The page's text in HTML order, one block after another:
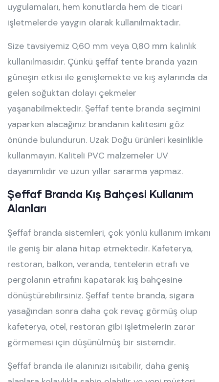
uygulamaları, hem konutlarda hem de ticari
işletmelerde yaygın olarak kullanılmaktadır.
Size tavsiyemiz 0,60 mm veya 0,80 mm kalınlık
kullanılmasıdır. Çünkü şeffaf tente branda yazın
güneşin etkisi ile genişlemekte ve kış aylarında da
gelen soğuktan dolayı çekmeler
yaşanabilmektedir. Şeffaf tente branda seçimini
yaparken alacağınız brandanın kalitesini göz
önünde bulundurun. Uzak Doğu ürünleri kesinlikle
kullanmayın. Kaliteli PVC malzemeler UV
dayanımlıdır ve uzun yıllar sararma yapmaz.
Şeffaf Branda Kış Bahçesi Kullanım
Alanları
Şeffaf branda sistemleri, çok yönlü kullanım imkanı
ile geniş bir alana hitap etmektedir. Kafeterya,
restoran, balkon, veranda, tentelerin etrafı ve
pergolanın etrafını kapatarak kış bahçesine
dönüştürebilirsiniz. Şeffaf tente branda, sigara
yasağından sonra daha çok revaç görmüş olup
kafeterya, otel, restoran gibi işletmelerin zarar
görmemesi için düşünülmüş bir sistemdir.
Şeffaf branda ile alanınızı ısıtabilir, daha geniş